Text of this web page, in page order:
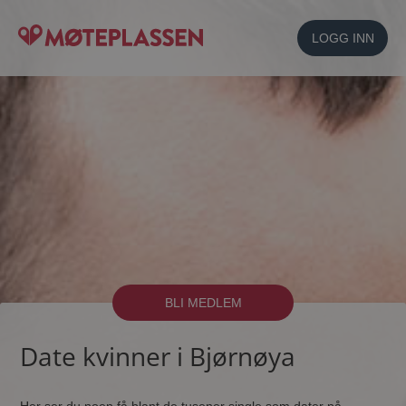
LOGG INN
BLI MEDLEM
Date kvinner i Bjørnøya